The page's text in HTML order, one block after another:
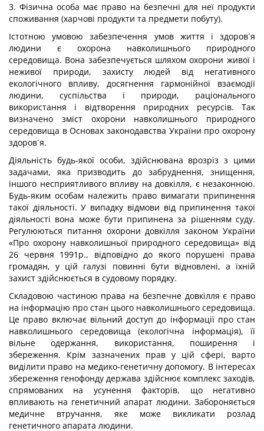
3. Фізична особа має право на безпечні для неї продукти
споживання (харчові продукти та предмети побуту).
Істотною умовою забезпечення умов життя і здоров´я
людини є охорона навколишнього природного
середовища. Вона забезпечується шляхом охорони живої і
неживої природи, захисту людей від негативного
екологічного впливу, досягнення гармонійної взаємодії
людини, суспільства і природи, раціонального
використання і відтворення природних ресурсів. Так
визначено зміст охорони навколишнього природного
середовища в Основах законодавства України про охорону
здоров´я.
Діяльність будь-якої особи, здійснювана врозріз з цими
задачами, яка призводить до забруднення, знищення,
іншого несприятливого впливу на довкілля, є незаконною.
Будь-яким особам належить право вимагати припинення
такої діяльності. У випадку відмови від припинення такої
діяльності вона може бути припинена за рішенням суду.
Регулюються питання охорони довкілля законом України
«Про охорону навколишньої природного середовища» від
26 червня 1991р., відповідно до якого порушені права
громадян, у цій галузі повинні бути відновлені, а їхній
захист здійснюється в судовому порядку.
Складовою частиною права на безпечне довкілля є право
на інформацію про стан цього навколишнього середовища.
Це право включає вільний доступ до інформації про стан
навколишнього середовища (екологічна інформація), її
вільне одержання, використання, поширення і
збереження. Крім зазначених прав у цій сфері, варто
виділити право на медико-генетичну допомогу. В інтересах
збереження генофонду держава здійснює комплекс заходів,
спрямованих на усунення факторів, що негативно
впливають на генетичний апарат людини. Забороняється
медичне втручання, яке може викликати розлад
генетичного апарата людини.